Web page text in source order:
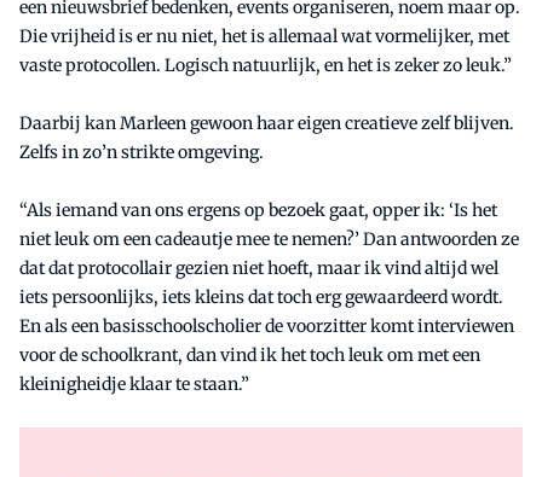
een nieuwsbrief bedenken, events organiseren, noem maar op.
Die vrijheid is er nu niet, het is allemaal wat vormelijker, met
vaste protocollen. Logisch natuurlijk, en het is zeker zo leuk.”
Daarbij kan Marleen gewoon haar eigen creatieve zelf blijven.
Zelfs in zo’n strikte omgeving.
“Als iemand van ons ergens op bezoek gaat, opper ik: ‘Is het
niet leuk om een cadeautje mee te nemen?’ Dan antwoorden ze
dat dat protocollair gezien niet hoeft, maar ik vind altijd wel
iets persoonlijks, iets kleins dat toch erg gewaardeerd wordt.
En als een basisschoolscholier de voorzitter komt interviewen
voor de schoolkrant, dan vind ik het toch leuk om met een
kleinigheidje klaar te staan.”